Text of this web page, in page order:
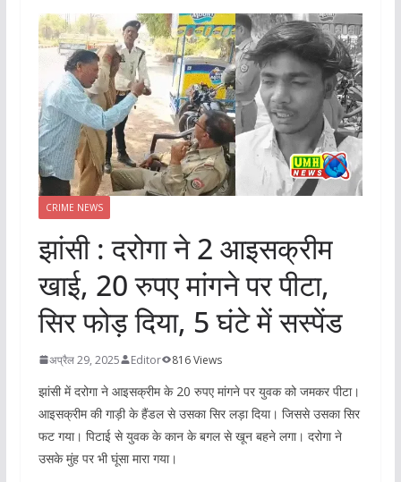
CRIME NEWS
झांसी : दरोगा ने 2 आइसक्रीम
खाई, 20 रुपए मांगने पर पीटा,
सिर फोड़ दिया, 5 घंटे में सस्पेंड
अप्रैल 29, 2025 Editor 816 Views
झांसी में दरोगा ने आइसक्रीम के 20 रुपए मांगने पर युवक को जमकर पीटा।
आइसक्रीम की गाड़ी के हैंडल से उसका सिर लड़ा दिया। जिससे उसका सिर
फट गया। पिटाई से युवक के कान के बगल से खून बहने लगा। दरोगा ने
उसके मुंह पर भी घूंसा मारा गया।